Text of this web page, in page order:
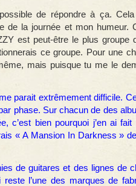
de répondre à ça.
de la journée et mon humeur.
est peut-être le plus groupe
ce groupe. Pour une
mais puisque tu me le
parait extrêmement difficile.
phase. Sur chacun de des
c’est bien pourquoi j’en ai fait
« A Mansion In Darkness »
de guitares et des lignes de
reste l’une des marques de